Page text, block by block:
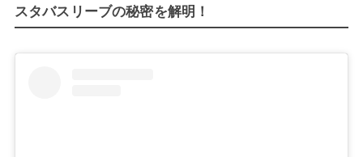
スタバスリーブの秘密を解明！